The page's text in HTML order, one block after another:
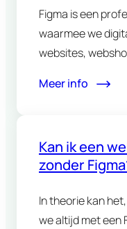
Figma is een
waarmee we
websites,
Meer info
Kan ik een
zonder
In theorie kan
we altijd met een